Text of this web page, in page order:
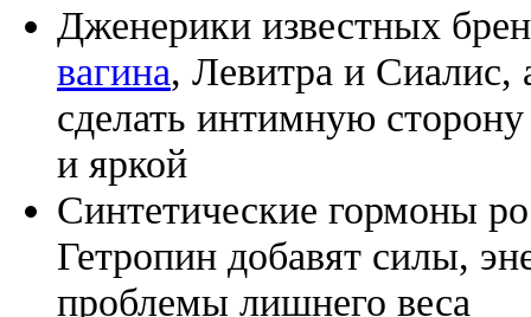
Дженерики известных
вагина, Левитра и Сиалис,
сделать интимную
и яркой
Синтетические гормоны
Гетропин добавят силы,
проблемы лишнего веса